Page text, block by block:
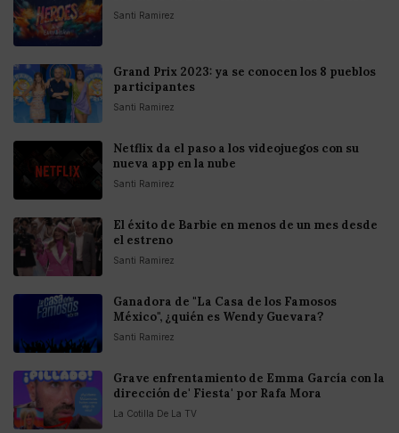
Santi Ramirez
Grand Prix 2023: ya se conocen los 8 pueblos
participantes
Santi Ramirez
Netflix da el paso a los videojuegos con su
nueva app en la nube
Santi Ramirez
El éxito de Barbie en menos de un mes desde
el estreno
Santi Ramirez
Ganadora de "La Casa de los Famosos
México", ¿quién es Wendy Guevara?
Santi Ramirez
Grave enfrentamiento de Emma García con la
dirección de' Fiesta' por Rafa Mora
La Cotilla De La TV